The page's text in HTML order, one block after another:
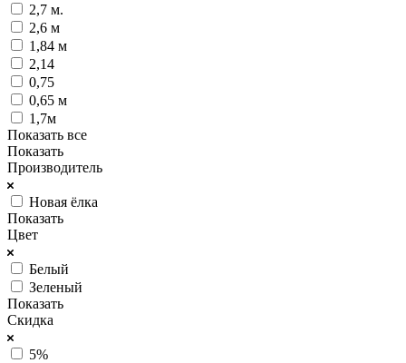
2,7 м.
2,6 м
1,84 м
2,14
0,75
0,65 м
1,7м
Показать все
Показать
Производитель
Новая ёлка
Показать
Цвет
Белый
Зеленый
Показать
Скидка
5%